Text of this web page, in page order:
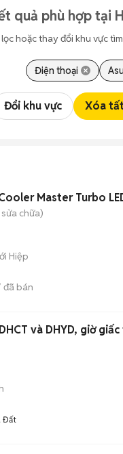
quả phù hợp tại
hoặc thay đổi khu vực
Điện thoại
Đổi khu vực Xóa
Master Turbo
chữa)
Hiệp
đã bán
và DHYD, giờ
Đất